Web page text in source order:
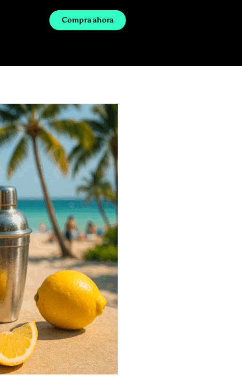
Compra ahora